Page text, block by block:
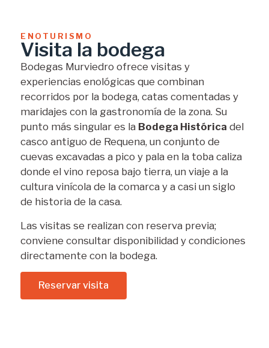
ENOTURISMO
Visita la bodega
Bodegas Murviedro ofrece visitas y
experiencias enológicas que combinan
recorridos por la bodega, catas comentadas y
maridajes con la gastronomía de la zona. Su
punto más singular es la Bodega Histórica del
casco antiguo de Requena, un conjunto de
cuevas excavadas a pico y pala en la toba caliza
donde el vino reposa bajo tierra, un viaje a la
cultura vinícola de la comarca y a casi un siglo
de historia de la casa.
Las visitas se realizan con reserva previa;
conviene consultar disponibilidad y condiciones
directamente con la bodega.
Reservar visita